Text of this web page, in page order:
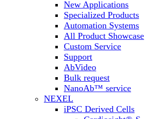
New Applications
Specialized Products
Automation Systems
All Product Showcase
Custom Service
Support
AbVideo
Bulk request
NanoAb™ service
NEXEL
iPSC Derived Cells